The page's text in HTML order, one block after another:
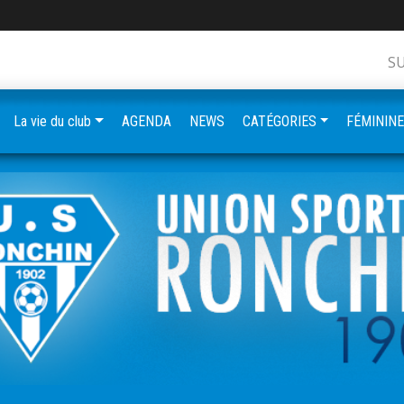
La vie du club AGENDA NEWS CATÉGORIES